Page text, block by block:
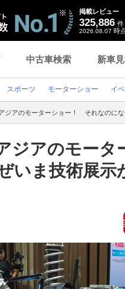
掲載レビュー
325,886 件
2026.08.07 時
中古車検索 新車
スポーツ モーターショー イ
ジアのモーターショー！ それなのに
ジアのモータ
ま技術展示